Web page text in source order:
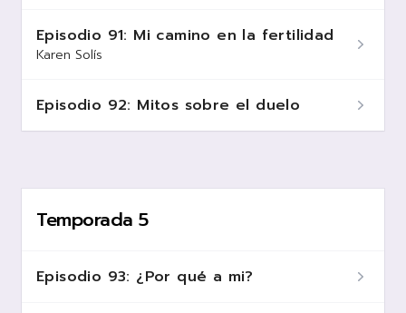
Episodio 91: Mi camino en la fertilidad
Karen Solís
Episodio 92: Mitos sobre el duelo
Temporada 5
Episodio 93: ¿Por qué a mi?